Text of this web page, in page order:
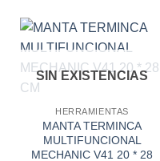
SIN EXISTENCIAS
HERRAMIENTAS
MANTA TERMINCA
MULTIFUNCIONAL
MECHANIC V41 20 * 28